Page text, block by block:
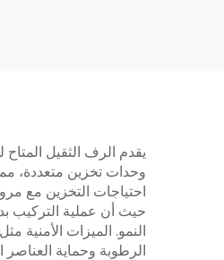
يقدم الرف الثقيل المتاح
وحدات تخزين متعددة،
احتياجات التخزين مع
حيث أن عملية التركيب
النمو. الميزات الأمنية
الرطوبة وحماية